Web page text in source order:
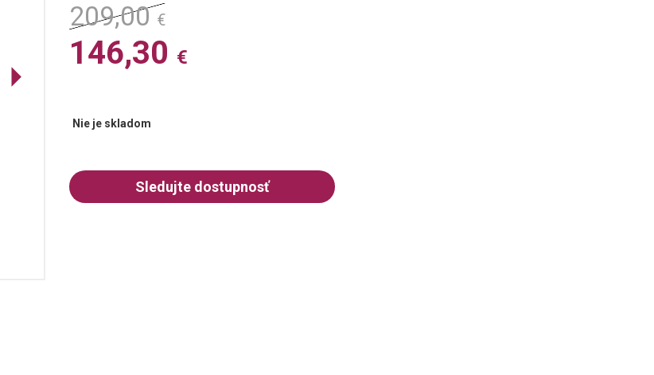
209,00€
146,30 €
Nie je skladom